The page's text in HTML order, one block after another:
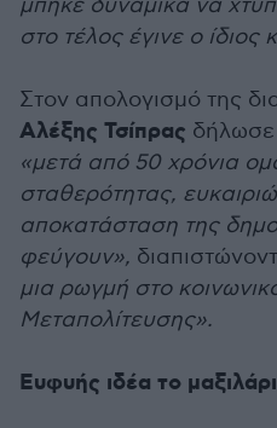
μπήκε δυναμικά να
στο τέλος έγινε ο ίδιος
Στον απολογισμό της
Αλέξης Τσίπρας δήλωσε
«μετά από 50 χρόνια
σταθερότητας,
αποκατάσταση της
φεύγουν»,
μια ρωγμή στο
Μεταπολίτευσης».
Ευφυής ιδέα το μαξιλάρι